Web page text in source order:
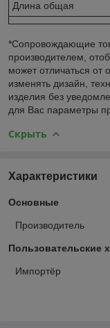
Длина общая
*Сопровождающие
производителем,
может отличаться от
изменять дизайн,
изделия без
для Вас параметры
Скрыть
Характеристики
Основные
Производитель
Пользовательские
Импортёр